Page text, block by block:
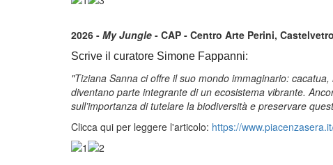
2026 - My Jungle - CAP - Centro Arte Perini,
Scrive il curatore Simone Fappanni:
"Tiziana Sanna ci offre il suo mondo immaginario:
diventano parte integrante di un ecosistema vibrante.
sull’importanza di tutelare la biodiversità e preservare
Clicca qui per leggere l'articolo: https://